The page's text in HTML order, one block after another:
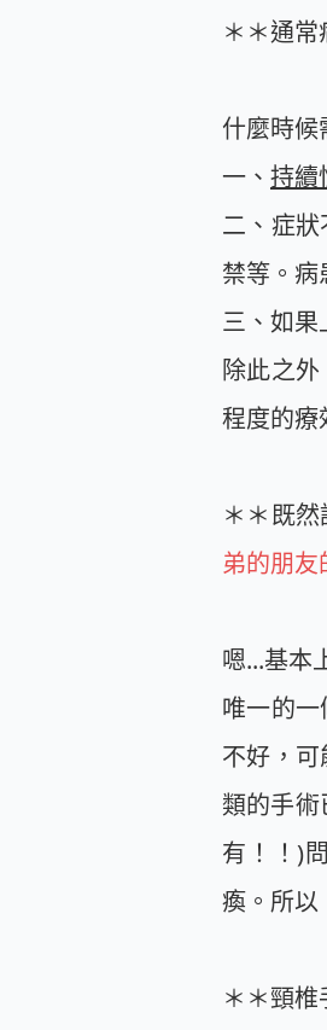
＊＊通
什麼時候
一、 持續
二、症
禁等。
三、如果
除此之
程度的療
＊＊既
弟的朋友
嗯...基本
唯一的
不好，
類的手
有！！)
瘓。所以
＊＊頸